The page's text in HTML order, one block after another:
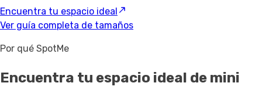
Encuentra tu espacio ideal
Ver guía completa de tamaños
Por qué SpotMe
Encuentra tu espacio ideal de mini